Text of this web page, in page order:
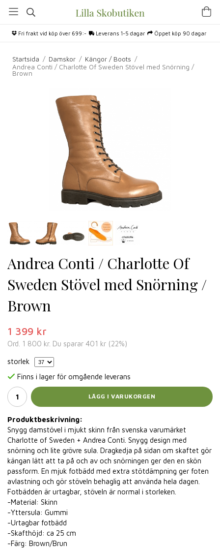
Fri frakt vid köp över 699:- Leverans 1-5 dagar Öppet köp 90 dagar
Startsida / Damskor / Kängor / Boots /
Andrea Conti / Charlotte Of Sweden Stövel med Snörning /
Brown
Andrea Conti / Charlotte Of
Sweden Stövel med Snörning /
Brown
1 399 kr
Ord. 1 800 kr. Du sparar 401 kr (22%)
storlek
Finns i lager för omgående leverans
LÄGG I VARUKORGEN
Produktbeskrivning:
Snygg damstövel i mjukt skinn från svenska varumärket
Charlotte of Sweden + Andrea Conti. Snygg design med
snörning och lite grövre sula. Dragkedja på sidan om skaftet gör
kängan lätt att ta på och av och snörningen ger den en skön
passform. En mjuk fotbädd med extra stötdämpning ger foten
avlastning och gör stöveln behaglig att använda hela dagen.
Fotbädden är urtagbar, stöveln är normal i storleken.
-Material: Skinn
-Yttersula: Gummi
-Urtagbar fotbädd
-Skafthöjd: ca 25 cm
-Färg: Brown/Brun